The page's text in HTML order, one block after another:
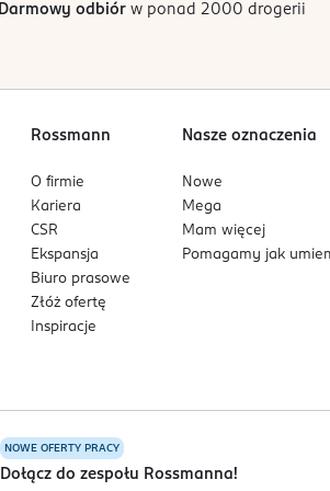
0%
Darmowy odbiórw ponad 2000 drogerii
Rossmann
O firmie
Kariera
CSR
Ekspansja
Biuro prasowe
Złóż ofertę
Inspiracje
Nasze oznaczenia
Nowe
Mega
Mam więcej
Pomagamy jak
NOWE OFERTY PRACY
Dołącz do zespołu Rossmanna!